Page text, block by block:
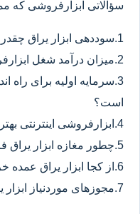
سؤالاتی ابزارفروشی که
1.سوددهی ابزار یراق چقدر است؟
2.میزان درآمد شغل ابزارفروشی چقدر است؟
3.سرمایه اولیه برای راه
است؟
4.ابزارفروشی اینترنتی بهتر است یا مغازه ابزار یراق؟
5.چطور مغازه ابزار یراق فروشی راه اندازی کنیم؟
6.از کجا ابزار یراق عمده خریداری کنیم؟
7.مجوزهای موردنیاز ابزار یراق فروشی چیست؟